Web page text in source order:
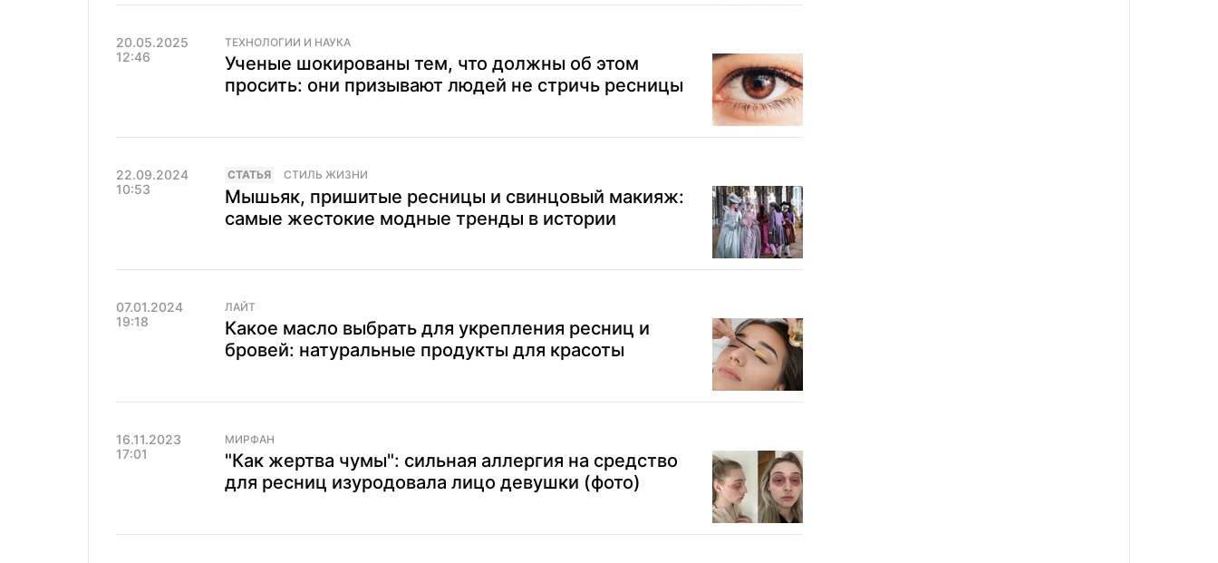
20.05.2025
12:46
ТЕХНОЛОГИИ И НАУКА
Ученые шокированы тем, что должны об этом
просить: они призывают людей не стричь ресницы
22.09.2024
10:53
CТАТЬЯ СТИЛЬ ЖИЗНИ
Мышьяк, пришитые ресницы и свинцовый макияж:
самые жестокие модные тренды в истории
07.01.2024
19:18
ЛАЙТ
Какое масло выбрать для укрепления ресниц и
бровей: натуральные продукты для красоты
16.11.2023
17:01
МИРФАН
"Как жертва чумы": сильная аллергия на средство
для ресниц изуродовала лицо девушки (фото)